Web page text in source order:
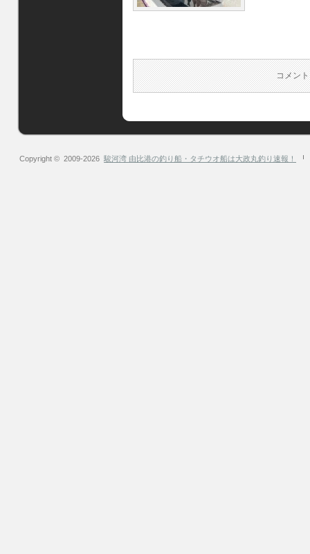
コメン
Copyright © 2009-2026 駿河湾 由比港の釣り船・タチウオ船は大政丸釣り速報！